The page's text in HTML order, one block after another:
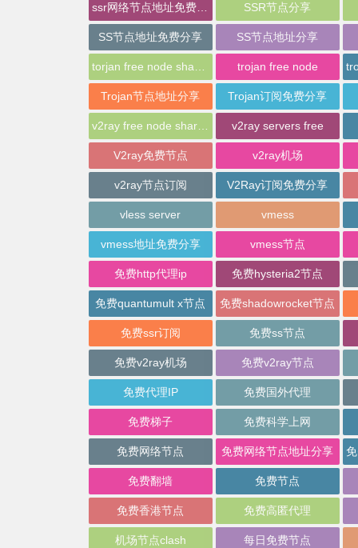
SSR节点分享
SS节点地址免费分享 SS节点地址分享
trojan free node
Trojan节点地址分享 Trojan订阅免费分享
v2ray servers free
V2ray免费节点 v2ray机场
v2ray节点订阅 V2Ray订阅免费分享
vless server vmess
vmess地址免费分享 vmess节点
免费http代理ip 免费hysteria2节点
免费quantumult x节点 免费shadowrocket节点
免费ssr订阅 免费ss节点
免费v2ray机场 免费v2ray节点
免费代理IP 免费国外代理
免费梯子 免费科学上网
免费网络节点 免费网络节点地址分享
免费翻墙 免费节点
免费香港节点 免费高匿代理
机场节点clash 每日免费节点